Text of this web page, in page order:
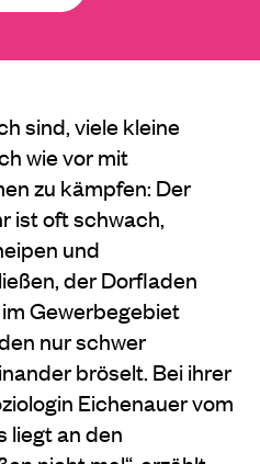
sind, viele kleine
wie vor mit
zu kämpfen: Der
ist oft schwach,
und
der Dorfladen
Gewerbegebiet
nur schwer
bröselt. Bei ihrer
Eichenauer vom
liegt an den